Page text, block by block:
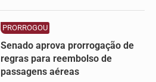
PRORROGOU
Senado aprova prorrogação de
regras para reembolso de
passagens aéreas